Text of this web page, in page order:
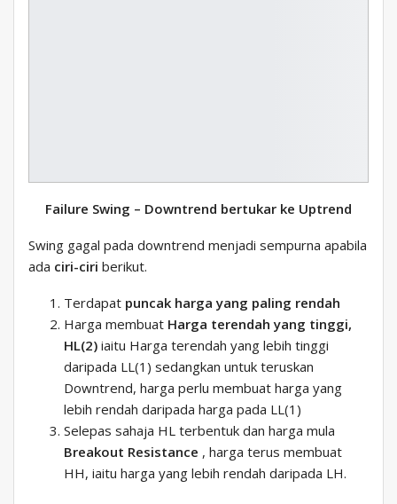
Failure Swing – Downtrend bertukar ke Uptrend
Swing gagal pada downtrend menjadi sempurna apabila
ada ciri-ciri berikut.
Terdapat puncak harga yang paling rendah
Harga membuat Harga terendah yang tinggi,
HL(2) iaitu Harga terendah yang lebih tinggi
daripada LL(1) sedangkan untuk teruskan
Downtrend, harga perlu membuat harga yang
lebih rendah daripada harga pada LL(1)
Selepas sahaja HL terbentuk dan harga mula
Breakout Resistance , harga terus membuat
HH, iaitu harga yang lebih rendah daripada LH.